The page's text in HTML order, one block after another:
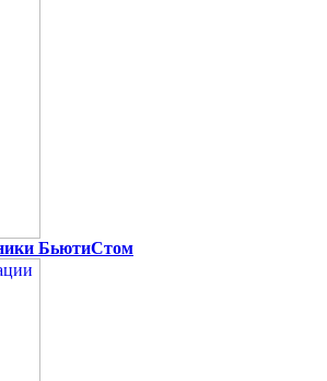
БьютиСтом